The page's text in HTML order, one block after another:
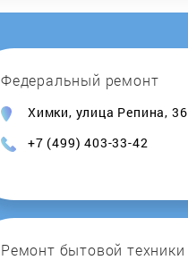
Kocateq
KOGAST
Krona
Федеральный ремонт
Химки, улица Репина, 36
+7 (499) 403-33-42
Ремонт бытовой техники